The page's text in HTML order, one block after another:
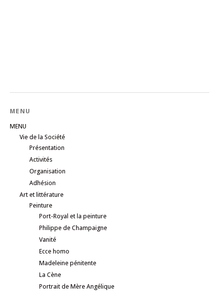
MENU
MENU
Vie de la Société
Présentation
Activités
Organisation
Adhésion
Art et littérature
Peinture
Port-Royal et la peinture
Philippe de Champaigne
Vanité
Ecce homo
Madeleine pénitente
La Cène
Portrait de Mère Angélique